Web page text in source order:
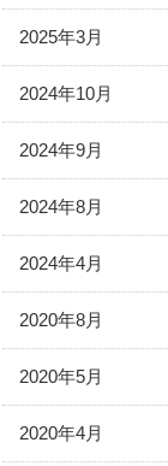
2025年3月
2024年10月
2024年9月
2024年8月
2024年4月
2020年8月
2020年5月
2020年4月